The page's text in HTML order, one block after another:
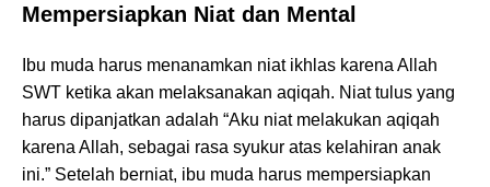
Mempersiapkan Niat dan Mental
Ibu muda harus menanamkan niat ikhlas karena Allah
SWT ketika akan melaksanakan aqiqah. Niat tulus yang
harus dipanjatkan adalah “Aku niat melakukan aqiqah
karena Allah, sebagai rasa syukur atas kelahiran anak
ini.” Setelah berniat, ibu muda harus mempersiapkan